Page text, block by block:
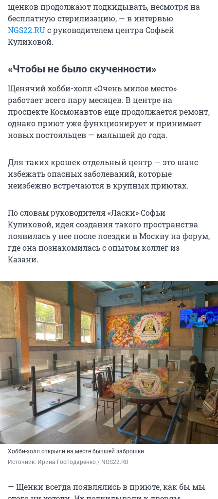
щенков продолжают подкидывать, несмотря на
бесплатную стерилизацию, — в интервью
NGS22.RUс руководителем центра Софьей
Куликовой.
«Чтобы не было скученности»
Щенячий хобби-холл «Очень милое место»
работает всего пару месяцев. В центре на
проспекте Космонавтов еще продолжается ремонт,
однако приют уже функционирует и принимает
новых постояльцев — малышей до года.
Для таких крошек отдельный центр — это шанс
избежать опасных заболеваний, которые
неизбежно встречаются в крупных приютах.
По словам руководителя «Ласки» Софьи
Куликовой, идея создания такого пространства
появилась у нее после поездки в Москву на форум,
где она познакомилась с опытом коллег из
Казани.
Хобби-холл открыли на месте бывшей заброшки
Источник: Ирина Господаренко / NGS22.RU
— Щенки всегда появлялись в приюте, как бы мы